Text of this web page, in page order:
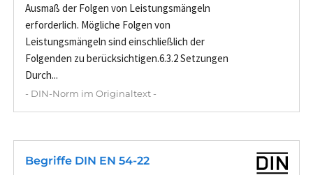
Ausmaß der Folgen von Leistungsmängeln
erforderlich. Mögliche Folgen von
Leistungsmängeln sind einschließlich der
Folgenden zu berücksichtigen.6.3.2 Setzungen
Durch...
- DIN-Norm im Originaltext -
Begriffe DIN EN 54-22